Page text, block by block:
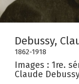
Debussy,
1862-1918
Images : 1re.
Claude